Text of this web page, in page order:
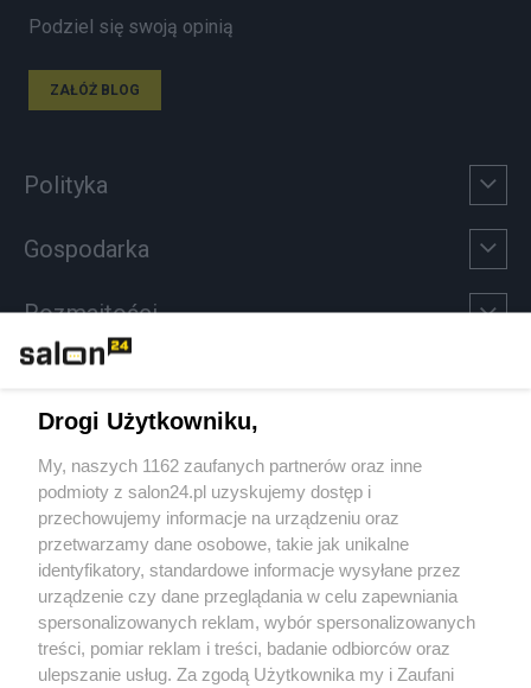
Podziel się swoją opinią
ZAŁÓŻ BLOG
Polityka
Gospodarka
Rozmaitości
Sport
Społeczeństwo
Kultura
X Facebook Instagram Youtube
Drogi Użytkowniku,
My, naszych 1162 zaufanych partnerów oraz inne
podmioty z salon24.pl uzyskujemy dostęp i
przechowujemy informacje na urządzeniu oraz
przetwarzamy dane osobowe, takie jak unikalne
identyfikatory, standardowe informacje wysyłane przez
urządzenie czy dane przeglądania w celu zapewniania
spersonalizowanych reklam, wybór spersonalizowanych
treści, pomiar reklam i treści, badanie odbiorców oraz
ulepszanie usług. Za zgodą Użytkownika my i Zaufani